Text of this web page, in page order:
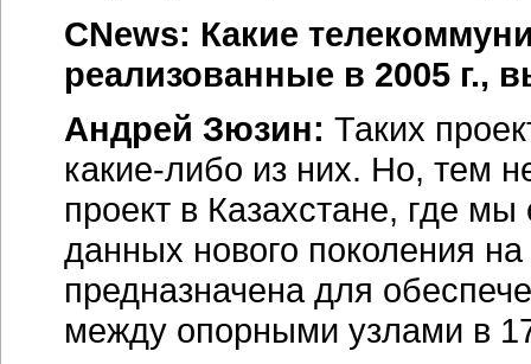
CNews: Какие
реализованные в 2005 г.,
Андрей Зюзин: Таких
какие-либо из них. Но, тем
проект в Казахстане, где
данных нового поколения
предназначена для
между опорными узлами в